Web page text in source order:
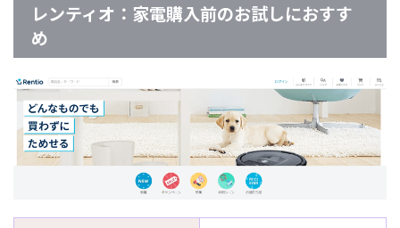
レンティオ：家電購入前のお試しにおすす
め